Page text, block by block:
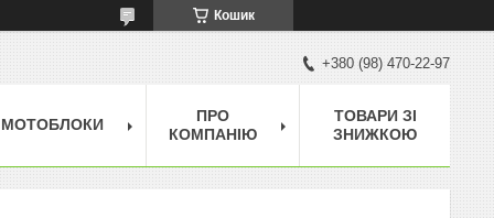
Кошик
+380 (98) 470-22-97
МОТОБЛОКИ
ПРО
КОМПАНІЮ
ТОВАРИ ЗІ
ЗНИЖКОЮ